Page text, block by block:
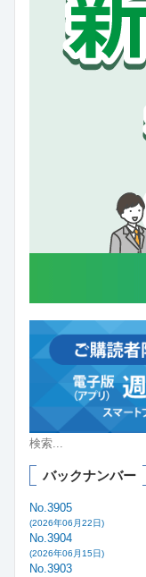
バックナンバー
No.3905
(2026年06月22日)
No.3904
(2026年06月15日)
No.3903